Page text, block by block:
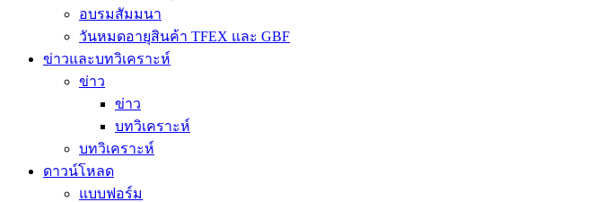
อบรมสัมมนา
วันหมดอายุสินค้า TFEX และ GBF
ข่าวและบทวิเคราะห์
ข่าว
ข่าว
บทวิเคราะห์
บทวิเคราะห์
ดาวน์โหลด
แบบฟอร์ม